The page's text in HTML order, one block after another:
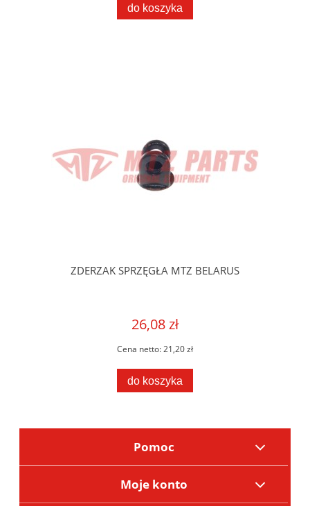
do koszyka
ZDERZAK SPRZĘGŁA MTZ BELARUS
26,08 zł
Cena netto:21,20 zł
do koszyka
Pomoc
Moje konto